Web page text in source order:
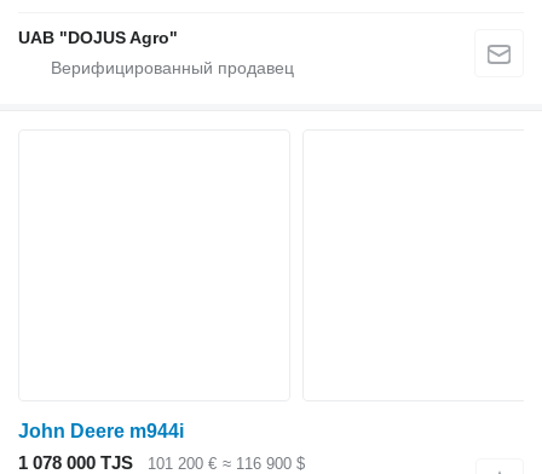
UAB "DOJUS Agro"
John Deere m944i
1 078 000 TJS
101 200 € ≈ 116 900 $